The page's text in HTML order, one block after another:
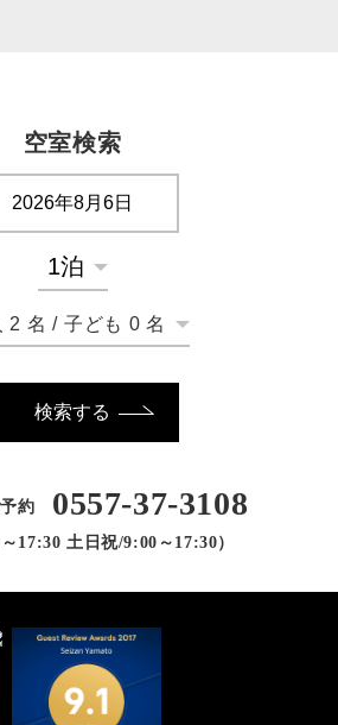
空室検索
2 名 / 子ども 0 名
検索する
予約 0557-37-3108
17:30 土日祝/9:00～17:30）